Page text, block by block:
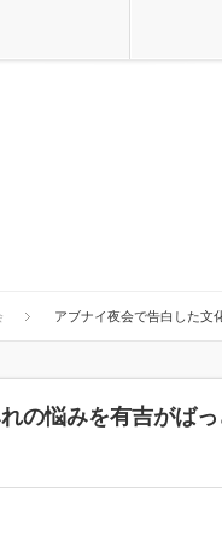
アブナイ夜会で告白した文
の悩みを有吉がば